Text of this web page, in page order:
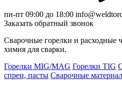
пн-пт 09:00 до 18:00
Заказать обратный звонок
Сварочные горелки и расходные
химия для сварки.
Горелки MIG/MAG Горелки TIG
спреи, пасты Сварочные